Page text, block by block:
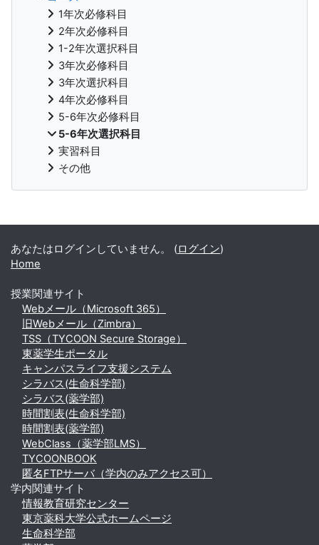
1年次必修科目
2年次必修科目
1-2年次選択科目
3年次必修科目
3年次選択科目
4年次必修科目
5-6年次必修科目
5-6年次選択科目
実習科目
その他
補助ブロック
あなたはログインしていません。 (ログイン)
Home
授業関連サイト
Webメール（Microsoft 365）
旧Webメール（Zimbra）
TSS（TYCOON Secure Storage）
東薬学生ポータル
キャンパスライフ支援システム
シラバス(生命科学部)
シラバス(薬学部)
時間割表(生命科学部)
時間割表(薬学部)
WebClass（薬学部LMS）
TYCOONBOOK
匿名FTPサーバ（学内のみアクセス可）
学内関連サイト
情報教育研究センター
東京薬科大学公式ホームページ
生命科学部